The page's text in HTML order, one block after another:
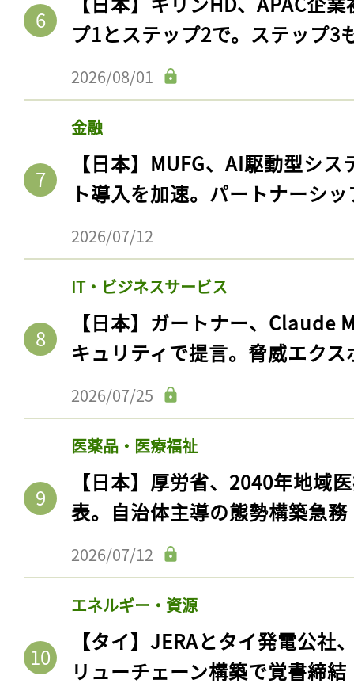
プ1とステップ2で。ステップ3
2026/08/01
金融
【日本】MUFG、AI駆動型シ
ト導入を加速。パートナーシ
2026/07/12
IT・ビジネスサービス
【日本】ガートナー、Claude
キュリティで提言。脅威エク
2026/07/25
医薬品・医療福祉
【日本】厚労省、2040年地域
表。自治体主導の態勢構築急務
2026/07/12
エネルギー・資源
【タイ】JERAとタイ発電公社
リューチェーン構築で覚書締結